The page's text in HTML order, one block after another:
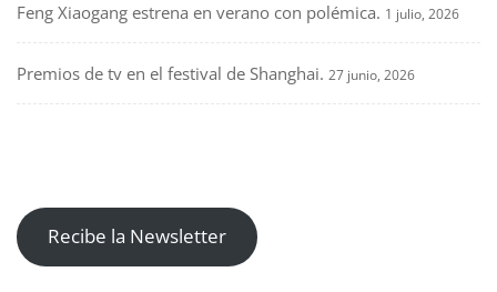
Feng Xiaogang estrena en verano con polémica. 1 julio, 2026
Premios de tv en el festival de Shanghai. 27 junio, 2026
Recibe la Newsletter